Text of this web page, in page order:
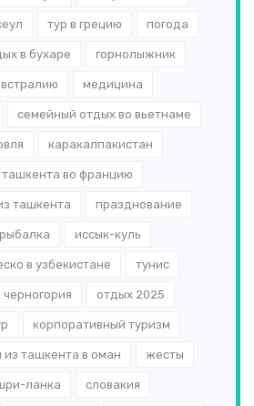
тур в грецию погода
в бухаре горнолыжник
медицина
семейный отдых во вьетнаме
каракалпакистан
ташкента во францию
ташкента празднование
иссык-куль
в узбекистане тунис
черногория отдых 2025
корпоративный туризм
из ташкента в оман жесты
ланка словакия